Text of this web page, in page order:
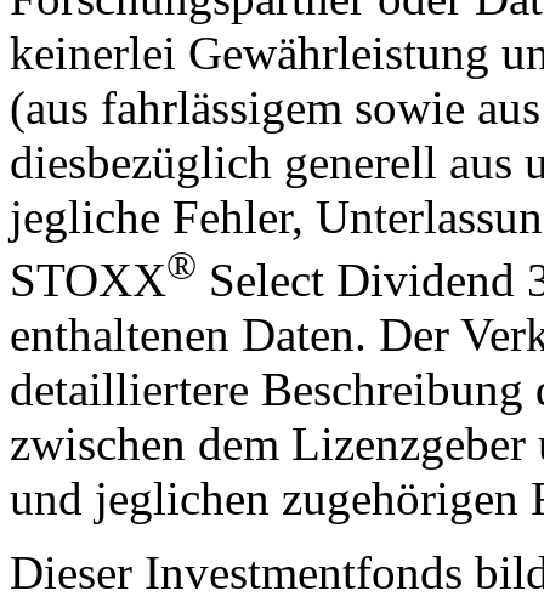
keinerlei Gewährleistung
(aus fahrlässigem sowie
diesbezüglich generell aus
jegliche Fehler,
STOXX® Select Dividend
enthaltenen Daten. Der
detailliertere Beschreibung
zwischen dem
und jeglichen zugehörigen
Dieser Investmentfonds